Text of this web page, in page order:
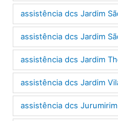
assistência dcs Jardim
assistência dcs Jardim
assistência dcs Jardim
assistência dcs Jardim
assistência dcs Jurumirim